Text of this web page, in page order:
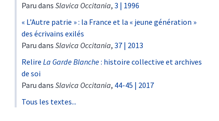
Paru dans Slavica Occitania, 3 | 1996
« L’Autre patrie » : la France et la « jeune génération »
des écrivains exilés
Paru dans Slavica Occitania, 37 | 2013
Relire La Garde Blanche: histoire collective et archives
de soi
Paru dans Slavica Occitania, 44-45 | 2017
Tous les textes...